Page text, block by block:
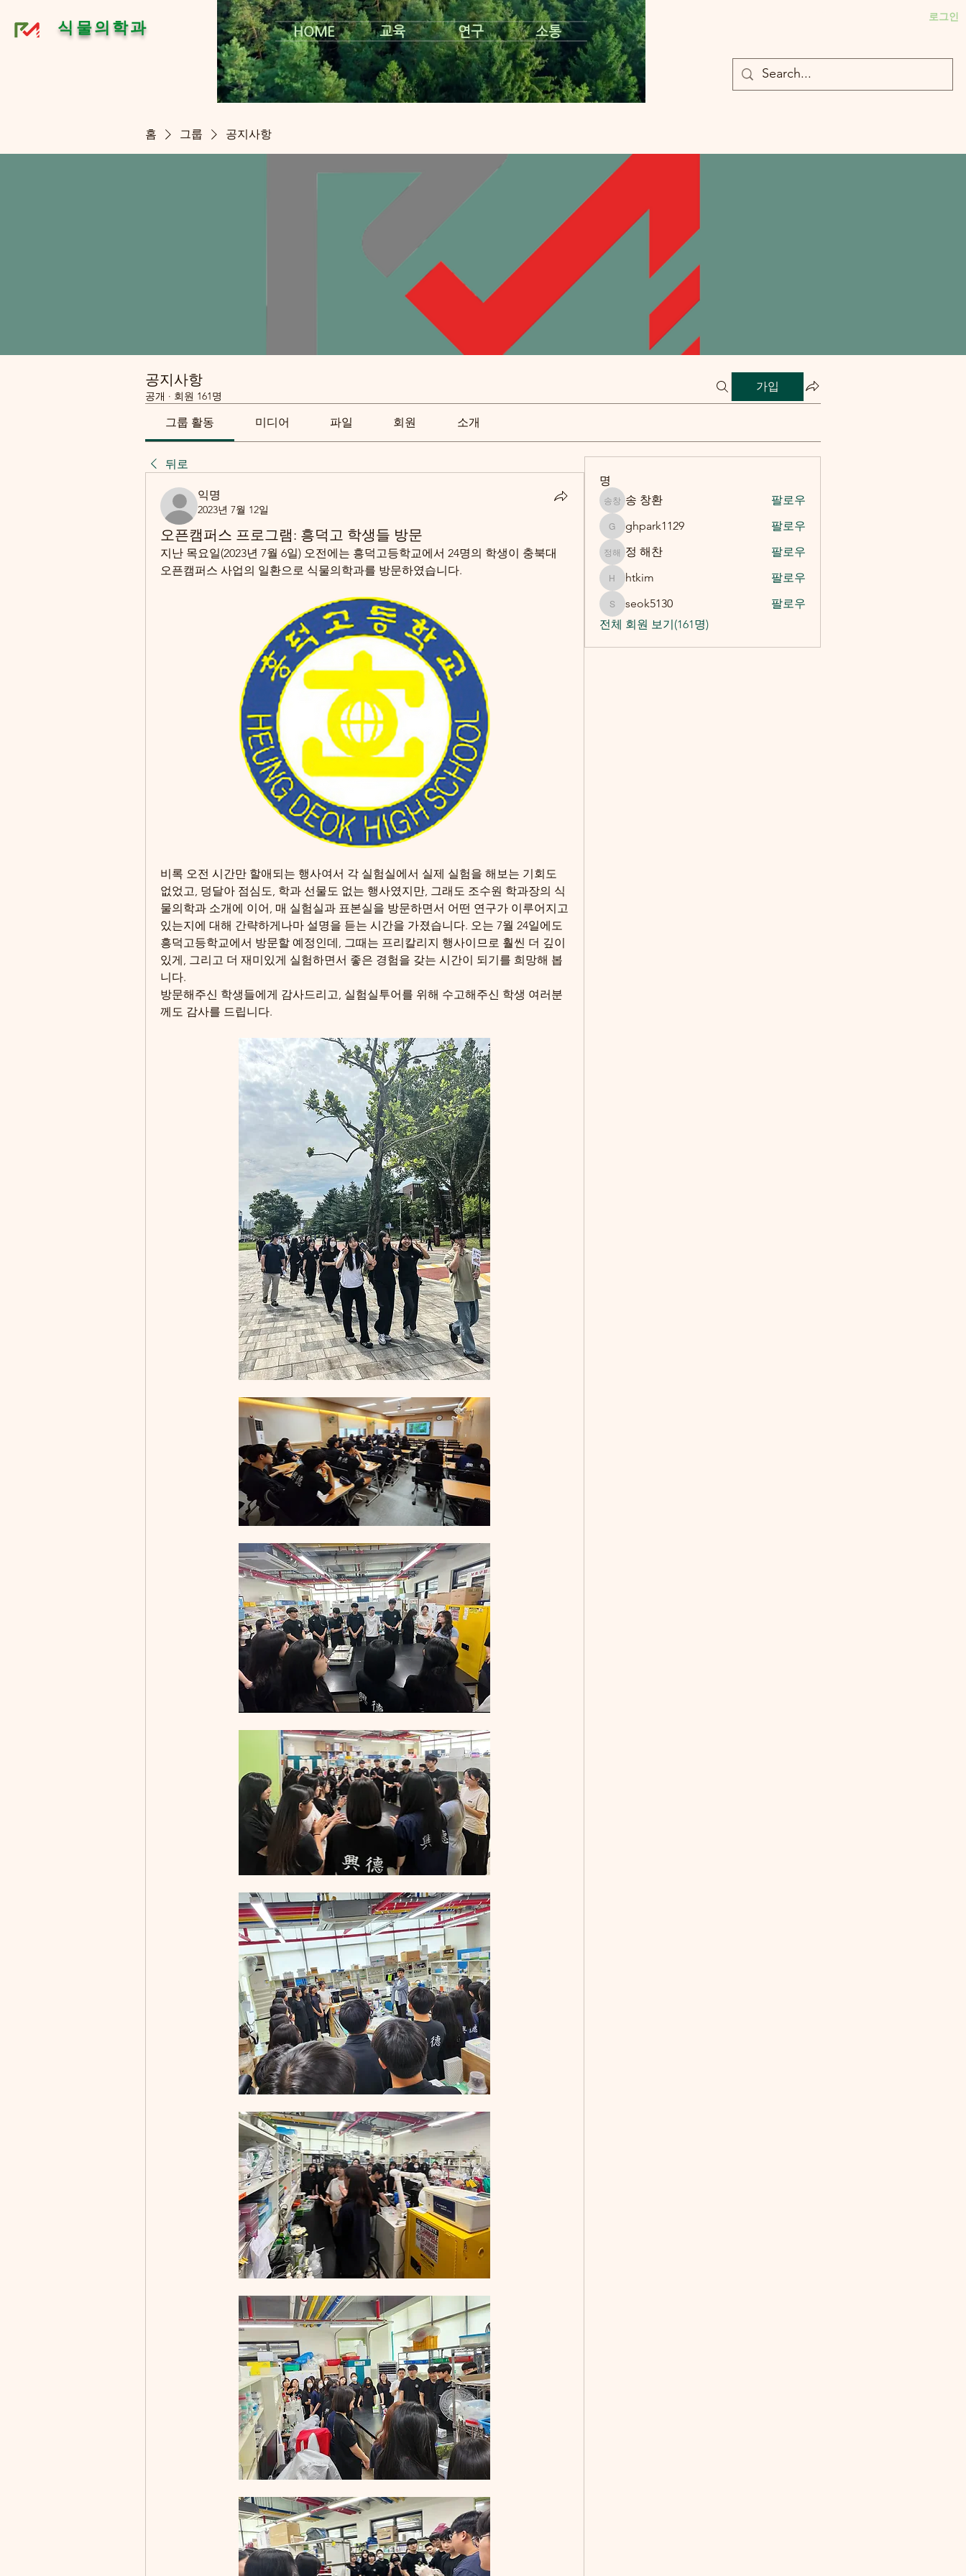
식물의학과 HOME 교육 연구 소통
로그인
홈 그룹 공지사항
공지사항
공개 · 회원 161명
가입
그룹 활동 미디어 파일 회원 소개
뒤로
익명
2023년 7월 12일
오픈캠퍼스 프로그램: 흥덕고 학생들 방문
지난 목요일(2023년 7월 6일) 오전에는 흥덕고등학교에서 24명의 학생이 충북대
오픈캠퍼스 사업의 일환으로 식물의학과를 방문하였습니다.
비록 오전 시간만 할애되는 행사여서 각 실험실에서 실제 실험을 해보는 기회도
없었고, 덩달아 점심도, 학과 선물도 없는 행사였지만, 그래도 조수원 학과장의 식
물의학과 소개에 이어, 매 실험실과 표본실을 방문하면서 어떤 연구가 이루어지고
있는지에 대해 간략하게나마 설명을 듣는 시간을 가졌습니다. 오는 7월 24일에도
흥덕고등학교에서 방문할 예정인데, 그때는 프리칼리지 행사이므로 훨씬 더 깊이
있게, 그리고 더 재미있게 실험하면서 좋은 경험을 갖는 시간이 되기를 희망해 봅
니다.
방문해주신 학생들에게 감사드리고, 실험실투어를 위해 수고해주신 학생 여러분
께도 감사를 드립니다.
명
송 창환
송 창환 팔로우
ghpark1129
ghpark1129 팔로우
정 해찬
정 해찬 팔로우
htkim
htkim 팔로우
seok5130
seok5130
팔로우
전체 회원 보기(161명)